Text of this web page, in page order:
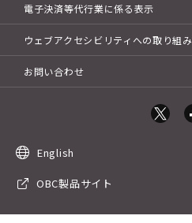
電子決済等代行業に係る表示
ウェブアクセシビリティへの取り組み
お問い合わせ
English
OBC製品サイト